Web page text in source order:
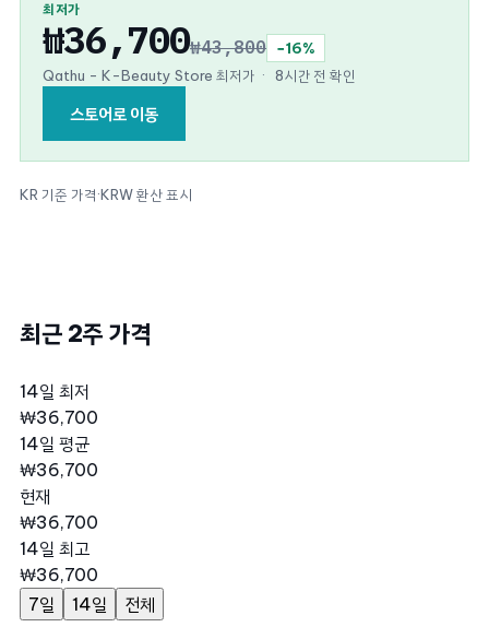
최저가
₩36,700₩43,800
−16%
Qathu - K-Beauty Store 최저가 · 8시간 전 확인
스토어로 이동
KR 기준 가격·KRW 환산 표시
최근 2주 가격
14일 최저
₩36,700
14일 평균
₩36,700
현재
₩36,700
14일 최고
₩36,700
7일
14일 전체